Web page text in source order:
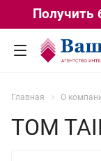
Получить
Главная О
TOM